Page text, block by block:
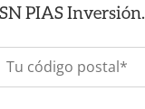
PIAS Inversión.